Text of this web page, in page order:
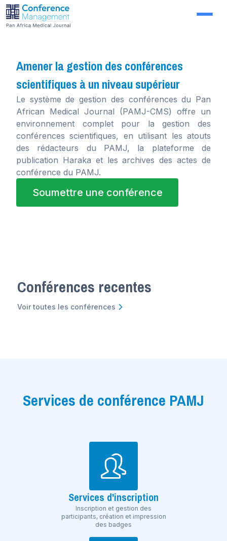
Amener la gestion des conférences
scientifiques à un niveau supérieur
Le système de gestion des conférences du Pan
African Medical Journal (PAMJ-CMS) offre un
environnement complet pour la gestion des
conférences scientifiques, en utilisant les atouts
des rédacteurs du PAMJ, la plateforme de
publication Haraka et les archives des actes de
conférence du PAMJ.
Soumettre une conférence
Conférences recentes
Voir toutes les conférences
Services de conférence PAMJ
Services d'inscription
Inscription et gestion des
participants, création et impression
des badges